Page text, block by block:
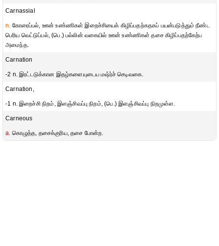
Carnassial
n. கோரைப்பல், ஊன் உண்ணிகள் இறைச்சியைக் கிழிப்பதற்கதகப் பயன்படுத்தும் நீண்ட
பெரிய வெட்டுப்பல், (பெ.) பல்லின் வகையில் ஊன் உண்ணிகள் தசை கிழிப்பதற்கேற்ப
அமைந்த.
Carnation
-2 n. இரட்டடுக்கான இதழ்களையுடைய மஷ்ர்ச் செடிவகை.
Carnation,
-1 n. இறைச்சி நிறம், இளஞ்சிவப்பு நிறம், (பெ.) இளஞ்சிவப்பு நிறமுள்ள.
Carneous
a. கொழுத்த, தசைக்குரிய, தசை போன்ற.